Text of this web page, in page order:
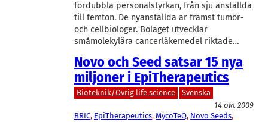
fördubbla personalstyrkan, från sju anställda
till femton. De nyanställda är främst tumör-
och cellbiologer. Bolaget utvecklar
småmolekylära cancerläkemedel riktade…
Novo och Seed satsar 15 nya
miljoner i EpiTherapeutics
Bioteknik/Övrig life science
Svenska
14 okt 2009
BRIC, EpiTherapeutics, MycoTeQ, Novo Seeds